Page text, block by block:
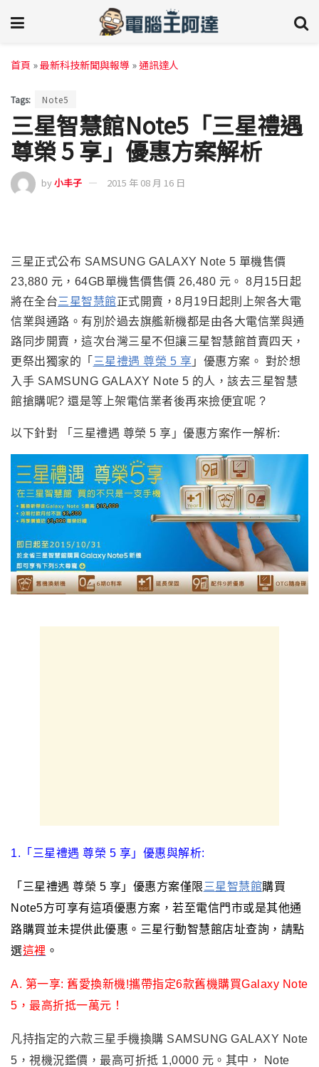
首頁 »最新科技新聞與報導 »通訊達人
Tags: Note5
三星智慧館Note5「三星禮遇
尊榮 5 享」優惠方案解析
by小丰子 2015 年 08 月 16 日
三星正式公布 SAMSUNG GALAXY Note 5 單機售價
23,880 元 ， 64GB單機售價售價 26,480 元。 8月15日起
將在全台三星智慧館正式開賣，8月19日起則上架各大電
信業與通路。有別於過去旗艦新機都是由各大電信業與通
路同步開賣 ， 這次台灣三星不但讓三星智慧館首賣四天 ，
更祭出獨家的「 三星禮遇 尊榮 5 享 」優惠方案 。 對於想
入手 SAMSUNG GALAXY Note 5 的人 ， 該去三星智慧
館搶購呢? 還是等上架電信業者後再來撿便宜呢 ?
以下針對 「三星禮遇 尊榮 5 享」優惠方案作一解析:
1.「三星禮遇 尊榮 5 享」優惠與解析:
「三星禮遇 尊榮 5 享」優惠方案僅限 三星智慧館購買
Note5方可享有這項優惠方案 ，若至電信門市或是其他通
路購買並未提供此優惠 。 三星行動智慧館店址查詢 ， 請點
選這裡 。
A. 第一享: 舊愛換新機!攜帶指定6款舊機購買Galaxy Note
5，最高折抵一萬元！
凡持指定的六款三星手機換購 SAMSUNG GALAXY Note
5，視機況鑑價，最高可折抵 1,0000 元。其中 ，
Note